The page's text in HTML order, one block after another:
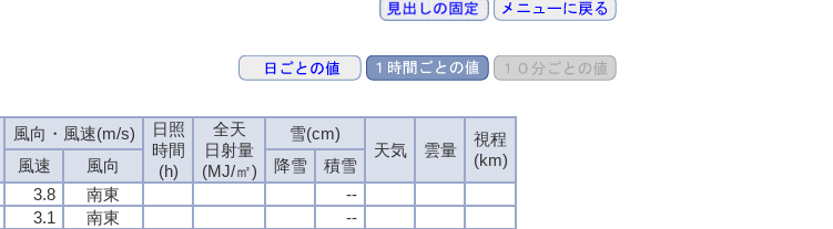
風向・風速(m/s)
日照
時間
(h)
全天
日射量
(MJ/㎡)
雪(cm)
天気
雲量
視程
(km)
風速 風向 降雪
積雪
3.8 南東
--
3.1 南東
--